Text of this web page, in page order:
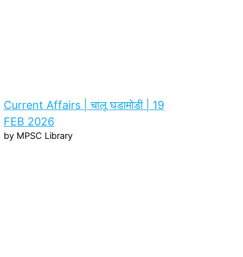
Current Affairs | चालू घडामोडी | 19
FEB 2026
by MPSC Library